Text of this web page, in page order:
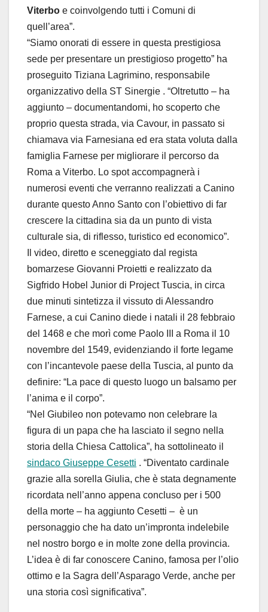
Viterbo e coinvolgendo tutti i Comuni di
quell’area”.
“Siamo onorati di essere in questa prestigiosa
sede per presentare un prestigioso progetto” ha
proseguito Tiziana Lagrimino, responsabile
organizzativo della ST Sinergie . “Oltretutto – ha
aggiunto – documentandomi, ho scoperto che
proprio questa strada, via Cavour, in passato si
chiamava via Farnesiana ed era stata voluta dalla
famiglia Farnese per migliorare il percorso da
Roma a Viterbo. Lo spot accompagnerà i
numerosi eventi che verranno realizzati a Canino
durante questo Anno Santo con l’obiettivo di far
crescere la cittadina sia da un punto di vista
culturale sia, di riflesso, turistico ed economico”.
Il video, diretto e sceneggiato dal regista
bomarzese Giovanni Proietti e realizzato da
Sigfrido Hobel Junior di Project Tuscia, in circa
due minuti sintetizza il vissuto di Alessandro
Farnese, a cui Canino diede i natali il 28 febbraio
del 1468 e che morì come Paolo III a Roma il 10
novembre del 1549, evidenziando il forte legame
con l’incantevole paese della Tuscia, al punto da
definire: “La pace di questo luogo un balsamo per
l’anima e il corpo”.
“Nel Giubileo non potevamo non celebrare la
figura di un papa che ha lasciato il segno nella
storia della Chiesa Cattolica”, ha sottolineato il
sindaco Giuseppe Cesetti . “Diventato cardinale
grazie alla sorella Giulia, che è stata degnamente
ricordata nell’anno appena concluso per i 500
della morte – ha aggiunto Cesetti – è un
personaggio che ha dato un’impronta indelebile
nel nostro borgo e in molte zone della provincia.
L’idea è di far conoscere Canino, famosa per l’olio
ottimo e la Sagra dell’Asparago Verde, anche per
una storia così significativa”.